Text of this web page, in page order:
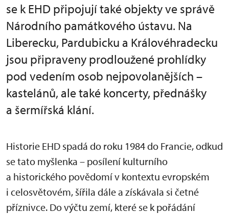
se k EHD připojují také objekty ve správě
Národního památkového ústavu. Na
Liberecku, Pardubicku a Královéhradecku
jsou připraveny prodloužené prohlídky
pod vedením osob nejpovolanějších –
kastelánů, ale také koncerty, přednášky
a šermířská klání.
Historie EHD spadá do roku 1984 do Francie, odkud
se tato myšlenka – posílení kulturního
a historického povědomí v kontextu evropském
i celosvětovém, šířila dále a získávala si četné
příznivce. Do výčtu zemí, které se k pořádání